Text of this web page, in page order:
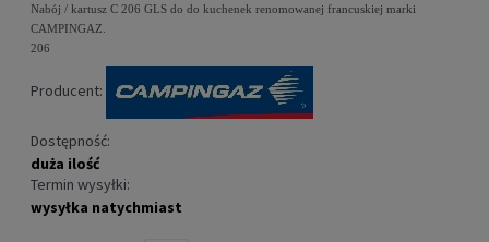
Nabój / kartusz C 206 GLS do do kuchenek renomowanej francuskiej marki
CAMPINGAZ.
206
Producent:
Dostępność:
duża ilość
Termin wysyłki:
wysyłka natychmiast